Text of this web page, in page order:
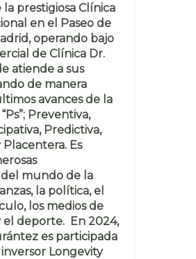
prestigiosa Clínica
en el Paseo de
operando bajo
de Clínica Dr.
atiende a sus
de manera
avances de la
Preventiva,
Predictiva,
Placentera. Es
mundo de la
la política, el
los medios de
el deporte. En 2024,
es participada
Longevity